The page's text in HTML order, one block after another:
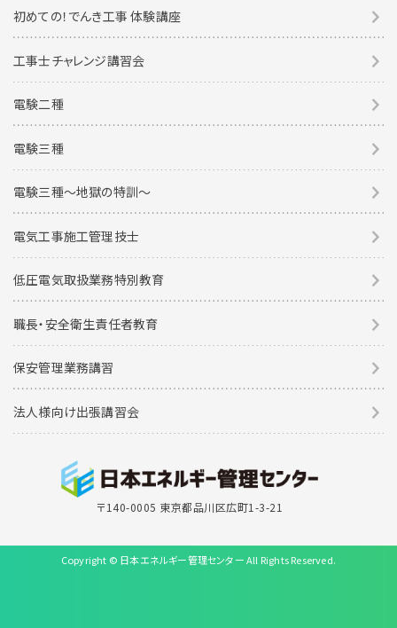
初めての！でんき工事 体験講座
工事士チャレンジ講習会
電験二種
電験三種
電験三種〜地獄の特訓〜
電気工事施工管理技士
低圧電気取扱業務特別教育
職長・安全衛生責任者教育
保安管理業務講習
法人様向け出張講習会
〒140-0005 東京都品川区広町1-3-21
Copyright © 日本エネルギー管理センター All Rights Reserved.